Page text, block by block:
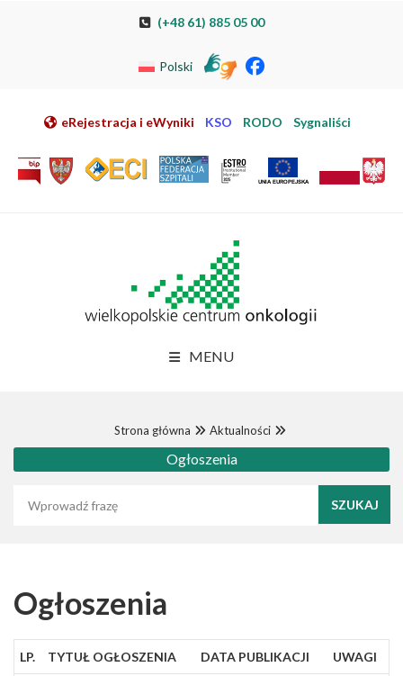
Przeskocz do nawigacji
Przejdź do mapy strony
Przejdź do elektronicznej rejestracji pacjenta
(+48 61) 885 05 00
Polski
eRejestracja i eWyniki KSO RODO Sygnaliści
MENU
Strona główna Aktualności
Ogłoszenia
Ogłoszenia
LP. TYTUŁ OGŁOSZENIA DATA PUBLIKACJI UWAGI